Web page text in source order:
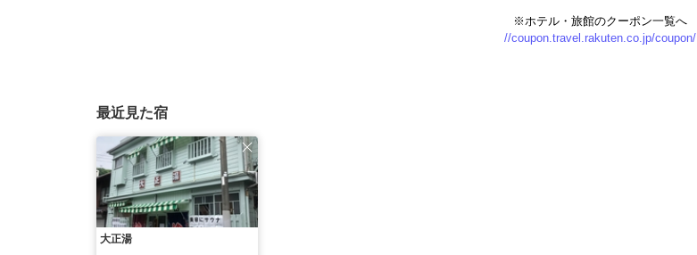
※ホテル・旅館のクーポン一覧へ
//coupon.travel.rakuten.co.jp/coupon/
最近見た宿
大正湯